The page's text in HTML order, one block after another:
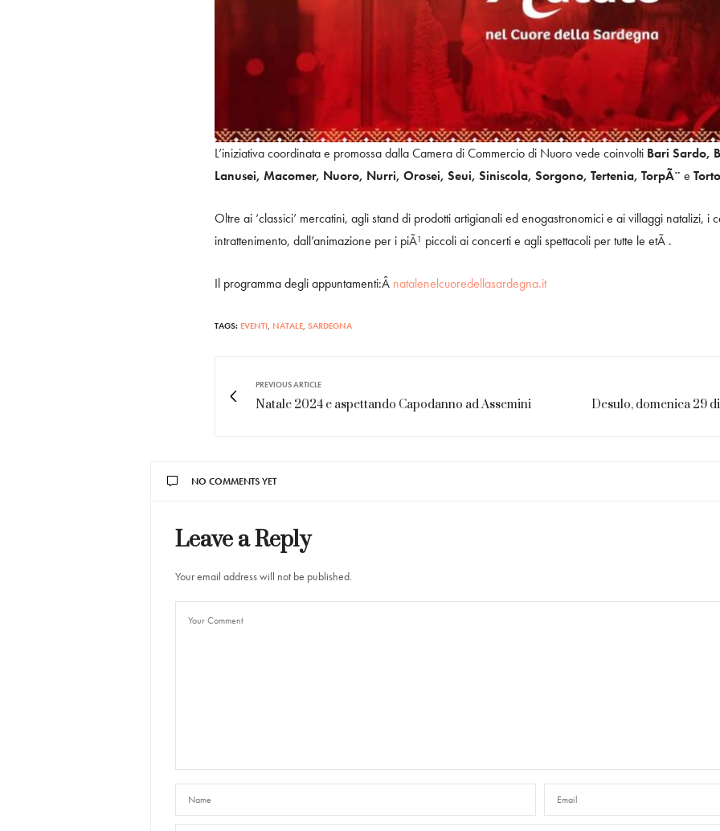
L’iniziativa coordinata e promossa dalla Camera di Commercio di Nuoro vede coinvolti Bari Sardo,
Lanusei, Macomer, Nuoro, Nurri, Orosei, Seui, Siniscola, Sorgono, Tertenia, TorpÃ¨ e
Oltre ai ‘classici’ mercatini, agli stand di prodotti artigianali ed enogastronomici e ai villaggi natalizi, i
intrattenimento, dall’animazione per i piÃ¹ piccoli ai concerti e agli spettacoli per tutte le etÃ .
Il programma degli appuntamenti:Â natalenelcuoredellasardegna.it
TAGS: EVENTI NATALE SARDEGNA
PREVIOUS ARTICLE
Natale 2024 e aspettando Capodanno ad Assemini Desulo, domenica 29
NO COMMENTS YET
Leave a Reply
Your email address will not be published.